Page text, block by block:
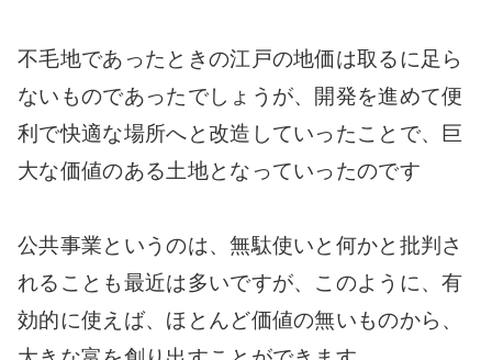
不毛地であったときの江戸の地価は取るに足ら
ないものであったでしょうが、開発を進めて便
利で快適な場所へと改造していったことで、巨
大な価値のある土地となっていったのです
公共事業というのは、無駄使いと何かと批判さ
れることも最近は多いですが、このように、有
効的に使えば、ほとんど価値の無いものから、